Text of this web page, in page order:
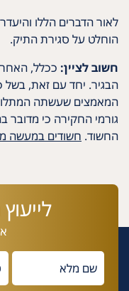
לאור הדברים הללו
הוחלט על סגירת התיק.
חשוב לציין: ככלל,
הבגיר. יחד עם זאת, בשל
המאמצים שעשתה
גורמי החקירה כי
החשוד. חשודים במעשה